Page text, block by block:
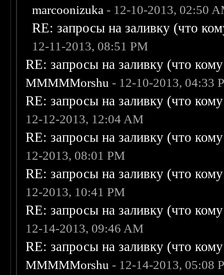
marcoonizuka - 12-10-2013, 02:50
RE: запросы на заливку (что
12-11-2013, 08:51 PM
RE: запросы на заливку (что
MMMMMorshu - 12-10-2013, 04:33
RE: запросы на заливку (что
12-12-2013, 12:04 AM
RE: запросы на заливку (что
12-2013, 08:01 PM
RE: запросы на заливку (что
12-2013, 10:41 PM
RE: запросы на заливку (что
12-14-2013, 09:46 AM
RE: запросы на заливку (что
MMMMMorshu - 12-14-2013, 05:08